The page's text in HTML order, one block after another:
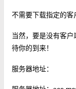
不需要下载指定的客
当然，要是没有客
待你的到来！
服务器地址：